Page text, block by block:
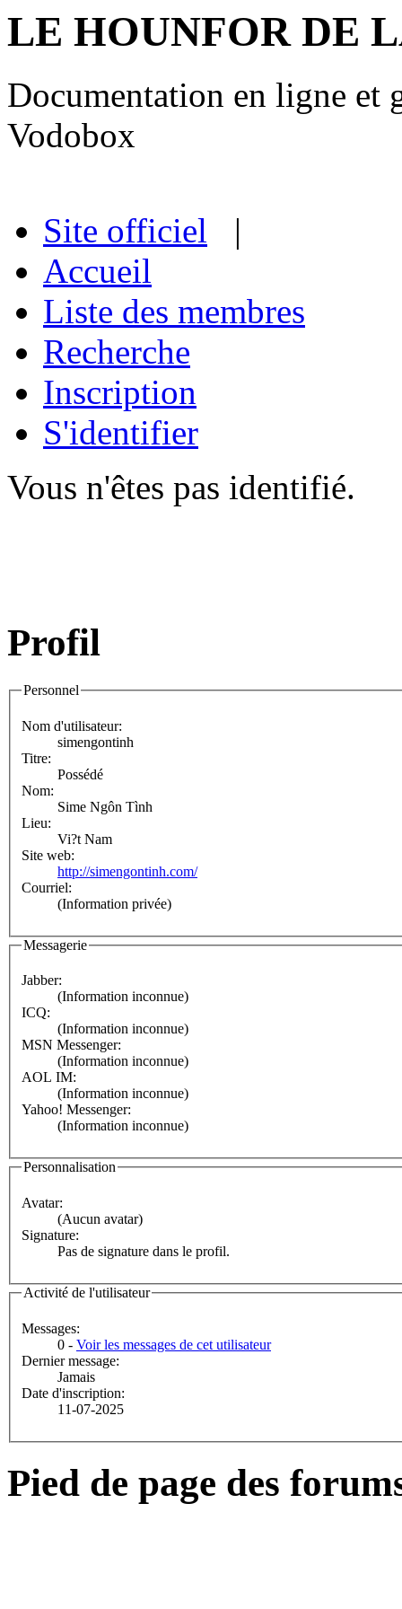
LE HOUNFOR DE
Documentation en ligne et
Vodobox
Site officiel |
Accueil
Liste des membres
Recherche
Inscription
S'identifier
Vous n'êtes pas identifié.
Profil
Personnel
Nom d'utilisateur:
simengontinh
Titre:
Possédé
Nom:
Sime Ngôn Tình
Lieu:
Vi?t Nam
Site web:
http://simengontinh.com/
Courriel:
(Information privée)
Messagerie
Jabber:
(Information inconnue)
ICQ:
(Information inconnue)
MSN Messenger:
(Information inconnue)
AOL IM:
(Information inconnue)
Yahoo! Messenger:
(Information inconnue)
Personnalisation
Avatar:
(Aucun avatar)
Signature:
Pas de signature dans le profil.
Activité de l'utilisateur
Messages:
0 - Voir les messages de cet utilisateur
Dernier message:
Jamais
Date d'inscription:
11-07-2025
Pied de page des